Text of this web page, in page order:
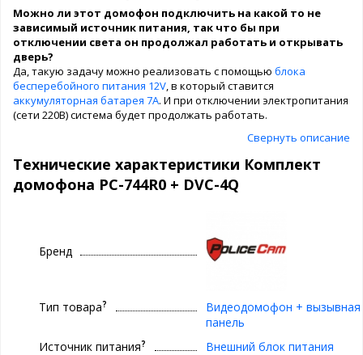
Можно ли этот домофон подключить на какой то не
зависимый источник питания, так что бы при
отключении света он продолжал работать и открывать
дверь?
Да, такую задачу можно реализовать с помощью блока
бесперебойного питания 12V , в который ставится
аккумуляторная батарея 7А. И при отключении электропитания
(сети 220В) система будет продолжать работать.
Свернуть описание
Технические характеристики Комплект
домофона PC-744R0 + DVC-4Q
Бренд
Тип товара?
Видеодомофон + вызывная
панель
Источник питания?
Внешний блок питания